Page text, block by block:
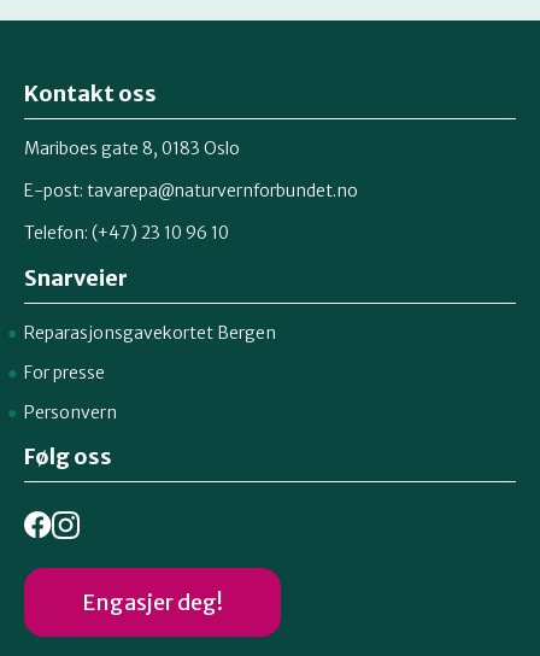
Retten til reparasjon
Kontakt oss
Mariboes gate 8, 0183 Oslo
E-post: tavarepa@naturvernforbundet.no
Telefon: (+47) 23 10 96 10
Snarveier
Reparasjonsgavekortet Bergen
For presse
Personvern
Følg oss
Engasjer deg!